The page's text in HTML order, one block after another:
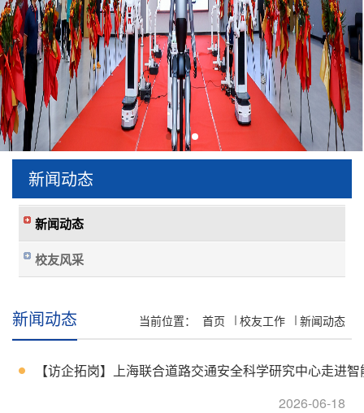
新闻动态
新闻动态
校友风采
新闻动态 当前位置： 首页 校友工作 新闻动态
【访企拓岗】上海联合道路交通安全科学研究中心走进
2026-06-18